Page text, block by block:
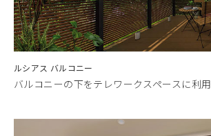
ルシアス バルコニー
バルコニーの下をテレワークスペースに利用